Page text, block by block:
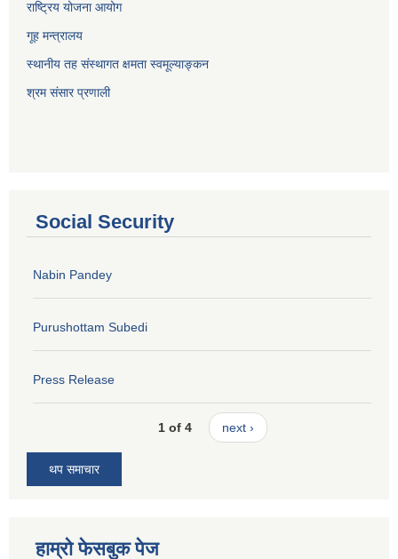
राष्ट्रिय योजना आयोग
गूह मन्त्रालय
स्थानीय तह संस्थागत क्षमता स्वमूल्याङ्कन
श्रम संसार प्रणाली
Social Security
Nabin Pandey
Purushottam Subedi
Press Release
1 of 4 next ›
थप समाचार
हाम्रो फेसबुक पेज